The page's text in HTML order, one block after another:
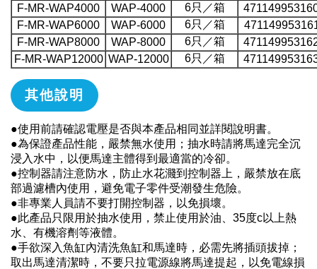
F-MR-WAP4000
WAP-4000 6只／箱
F-MR-WAP6000
WAP-6000 6只／箱
F-MR-WAP8000
WAP-8000 6只／箱
F-MR-WAP12000 WAP-12000 6只／箱
其他說明
●使用前請確認電壓是否與本產品相同並詳閱說明書。
●為保證產品性能，嚴禁無水使用；抽水時請將馬達完全沉
浸入水中，以便馬達主體得到最適當的冷卻。
●控制器請注意防水，防止水花濺到控制器上，嚴禁放在底
部過濾槽內使用，避免電子零件受潮發生危險。
●非專業人員請不要打開控制器，以免損壞。
●此產品只限用於抽水使用，禁止使用於油、35度c以上熱
水、有機溶劑等液體。
●手欲深入魚缸內清洗魚缸和馬達時，必需先將插頭拔掉；
取出馬達清潔時，不要只拉電源線將馬達提起，以免電線損